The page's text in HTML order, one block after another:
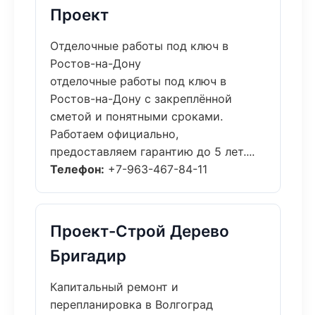
Проект
Отделочные работы под ключ в
Ростов-на-Дону
отделочные работы под ключ в
Ростов-на-Дону с закреплённой
сметой и понятными сроками.
Работаем официально,
предоставляем гарантию до 5 лет....
Телефон: +7-963-467-84-11
Проект-Строй Дерево
Бригадир
Капитальный ремонт и
перепланировка в Волгоград